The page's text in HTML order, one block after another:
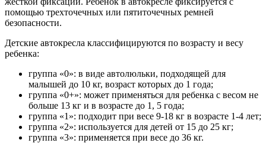
помощью трехточечных или пятиточечных ремней
безопасности.
Детские автокресла классифицируются по возрасту и весу
ребенка:
группа «0»: в виде автолюльки, подходящей для
малышей до 10 кг, возраст которых до 1 года;
группа «0+»: может применяться для ребенка с весом не
больше 13 кг и в возрасте до 1, 5 года;
группа «1»: подходит при весе 9-18 кг в возрасте 1-4 лет;
группа «2»: используется для детей от 15 до 25 кг;
группа «3»: применяется при весе до 36 кг.